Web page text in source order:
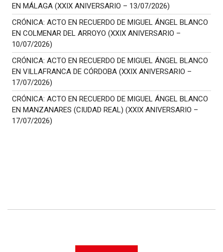
EN MÁLAGA (XXIX ANIVERSARIO – 13/07/2026)
CRÓNICA: ACTO EN RECUERDO DE MIGUEL ÁNGEL BLANCO
EN COLMENAR DEL ARROYO (XXIX ANIVERSARIO –
10/07/2026)
CRÓNICA: ACTO EN RECUERDO DE MIGUEL ÁNGEL BLANCO
EN VILLAFRANCA DE CÓRDOBA (XXIX ANIVERSARIO –
17/07/2026)
CRÓNICA: ACTO EN RECUERDO DE MIGUEL ÁNGEL BLANCO
EN MANZANARES (CIUDAD REAL) (XXIX ANIVERSARIO –
17/07/2026)